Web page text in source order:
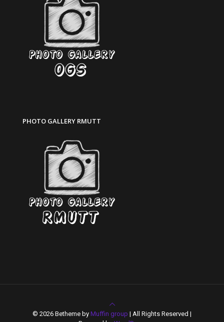
PHOTO GALLERY RMUTT
© 2026 Betheme by Muffin group | All Rights Reserved |